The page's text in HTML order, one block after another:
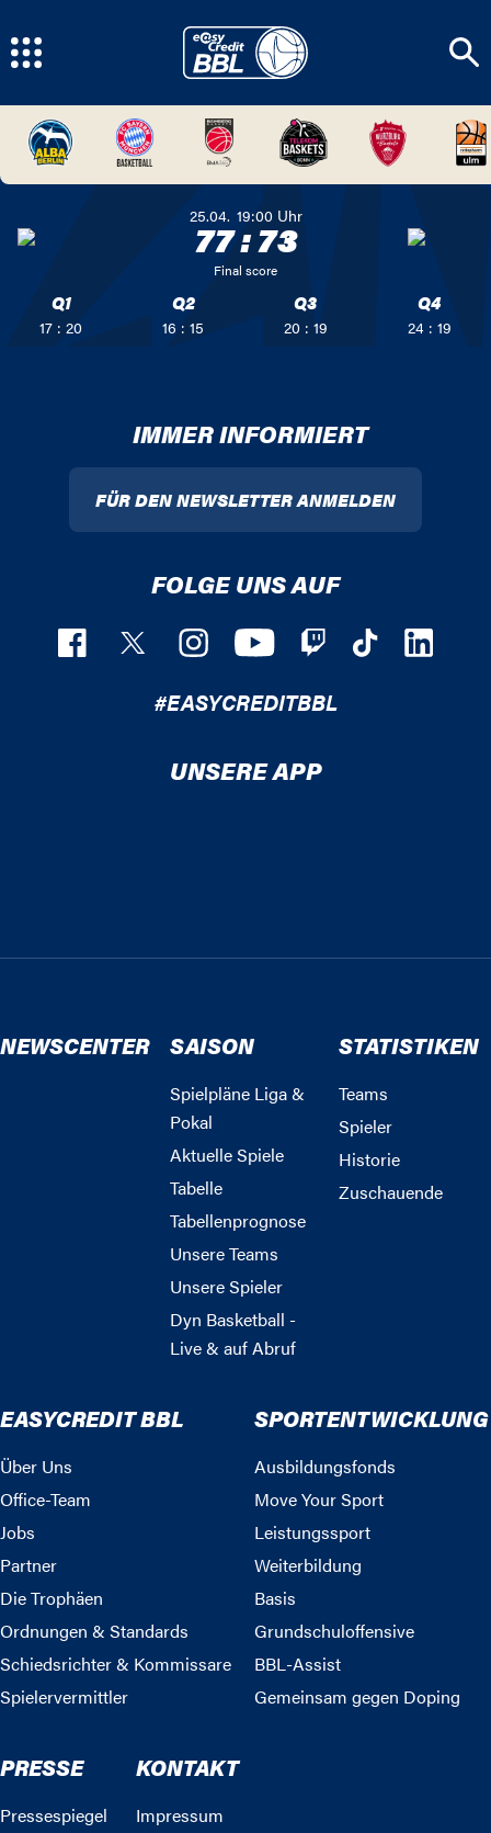
25.04. 19:00 Uhr
77:73
Final score
Q1
17 : 20
Q2
16 : 15
Q3
20 : 19
Q4
24 : 19
IMMER INFORMIERT
FÜR DEN NEWSLETTER ANMELDEN
FOLGE UNS AUF
#EASYCREDITBBL
UNSERE APP
NEWSCENTER SAISON
Spielpläne Liga &
Pokal
Aktuelle Spiele
Tabelle
Tabellenprognose
Unsere Teams
Unsere Spieler
Dyn Basketball -
Live & auf Abruf
STATISTIKEN
Teams
Spieler
Historie
Zuschauende
EASYCREDIT BBL
Über Uns
Office-Team
Jobs
Partner
Die Trophäen
Ordnungen & Standards
Schiedsrichter & Kommissare
Spielervermittler
SPORTENTWICKLUNG
Ausbildungsfonds
Move Your Sport
Leistungssport
Weiterbildung
Basis
Grundschuloffensive
BBL-Assist
Gemeinsam gegen Doping
PRESSE
Pressespiegel
KONTAKT
Impressum